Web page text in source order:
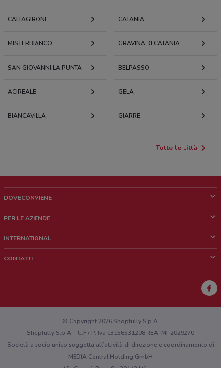
CALTAGIRONE CATANIA
MISTERBIANCO GRAVINA DI CATANIA
SAN GIOVANNI LA PUNTA BELPASSO
ACIREALE GELA
BIANCAVILLA GIARRE
Tutte le città
DOVECONVIENE
Chi siamo
Lavora con noi
PER LE AZIENDE
Richieste commerciali e marketing
INTERNATIONAL
CONTATTI
Hai un malfunzionamento sul web o sull'app?
© Copyright 2026 Shopfully S.p.A.
Shopfully S.p.A. - C.F / P. Iva 03156531208 REA: MI-2029270
Società a socio unico soggetta all’attività di direzione e coordinamento di
MEDIA Central Holding GmbH